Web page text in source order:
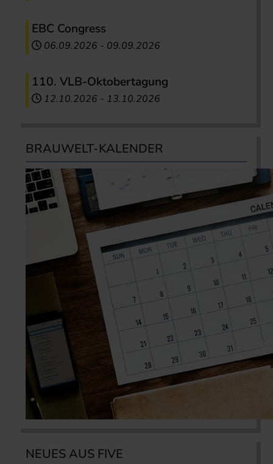
EBC Congress
06.09.2026 - 09.09.2026
110. VLB-Oktobertagung
12.10.2026 - 13.10.2026
BRAUWELT-KALENDER
NEUES AUS FIVE